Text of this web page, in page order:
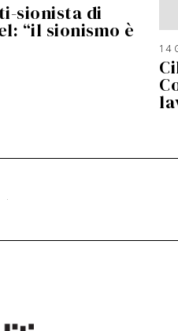
sionista di
“il sionismo è
14